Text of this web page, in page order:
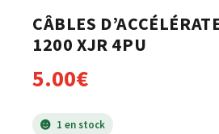
CÂBLES
1200 XJR 4PU
5.00€
1 en stock